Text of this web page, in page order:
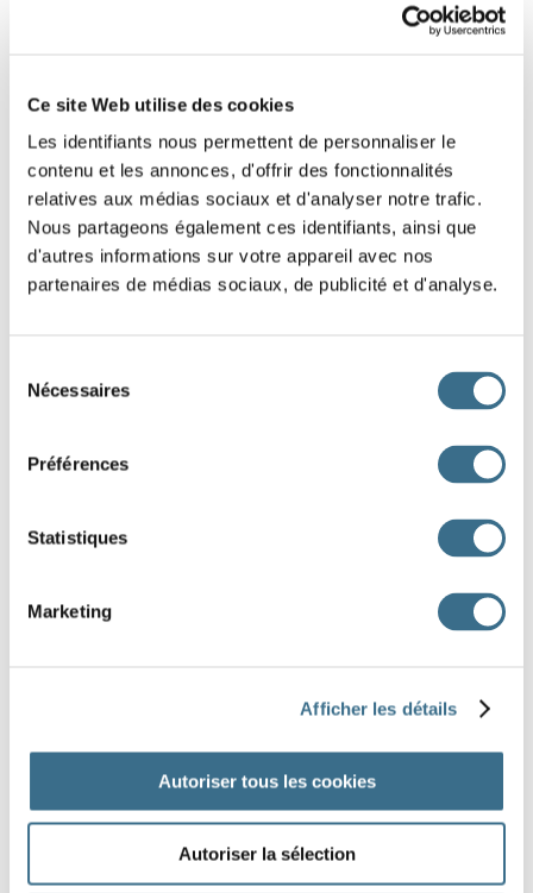
Ce site Web utilise des cookies
Les identifiants nous permettent de personnaliser le
contenu et les annonces, d'offrir des fonctionnalités
relatives aux médias sociaux et d'analyser notre trafic.
Nous partageons également ces identifiants, ainsi que
d'autres informations sur votre appareil avec nos
partenaires de médias sociaux, de publicité et d'analyse.
Nécessaires
Préférences
Statistiques
Marketing
Afficher les détails
Autoriser tous les cookies
Autoriser la sélection
qu'il s'inocul
que nous nous inocul
que nous nous soyons inoculés
és
que nous nous inoculassions
que vous vous inoculassiez
que tu te fusses inoculé
que nous nous fussions
inocul és
qu'ils se fussent inoculés